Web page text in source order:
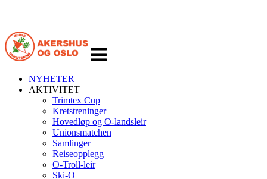
navigasjon
NYHETER
AKTIVITET
Trimtex Cup
Kretstreninger
Hovedløp og O-landsleir
Unionsmatchen
Samlinger
Reiseopplegg
O-Troll-leir
Ski-O